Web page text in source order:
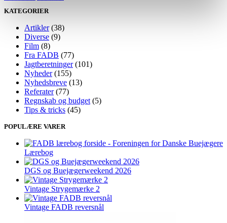
KATEGORIER
Artikler(38)
Diverse (9)
Film (8)
Fra FADB (77)
Jagtberetninger(101)
Nyheder(155)
Nyhedsbreve (13)
Referater(77)
Regnskab og budget (5)
Tips & tricks (45)
POPULÆRE VARER
Lærebog
DGS og Buejægerweekend 2026
Vintage Strygemærke 2
Vintage FADB reversnål